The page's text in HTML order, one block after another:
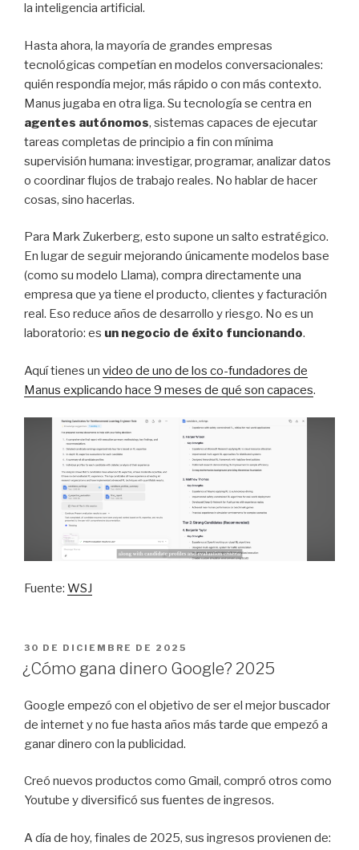
la inteligencia artificial.
Hasta ahora, la mayoría de grandes empresas
tecnológicas competían en modelos conversacionales:
quién respondía mejor, más rápido o con más contexto.
Manus jugaba en otra liga. Su tecnología se centra en
agentes autónomos, sistemas capaces de ejecutar
tareas completas de principio a fin con mínima
supervisión humana: investigar, programar, analizar datos
o coordinar flujos de trabajo reales. No hablar de hacer
cosas, sino hacerlas.
Para Mark Zukerberg, esto supone un salto estratégico.
En lugar de seguir mejorando únicamente modelos base
(como su modelo Llama), compra directamente una
empresa que ya tiene el producto, clientes y facturación
real. Eso reduce años de desarrollo y riesgo. No es un
laboratorio: es un negocio de éxito funcionando.
Aquí tienes un video de uno de los co-fundadores de
Manus explicando hace 9 meses de qué son capaces.
Fuente: WSJ
PUBLICADO
EL
30 DE DICIEMBRE DE 2025
¿Cómo gana dinero Google? 2025
Google empezó con el objetivo de ser el mejor buscador
de internet y no fue hasta años más tarde que empezó a
ganar dinero con la publicidad.
Creó nuevos productos como Gmail, compró otros como
Youtube y diversificó sus fuentes de ingresos.
A día de hoy, finales de 2025, sus ingresos provienen de: